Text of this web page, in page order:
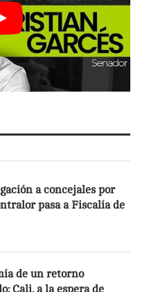
a concejales por
pasa a Fiscalía de
de un retorno
Cali, a la espera de